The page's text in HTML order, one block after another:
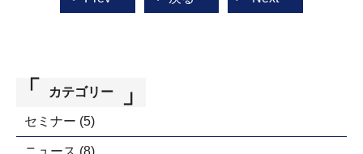
カテゴリー
セミナー (5)
ニュース (8)